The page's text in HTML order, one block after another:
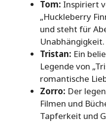
Tom: Inspiriert
„Huckleberry
und steht für
Unabhängigkeit.
Tristan: Ein
Legende von
romantische
Zorro: Der
Filmen und
Tapferkeit und